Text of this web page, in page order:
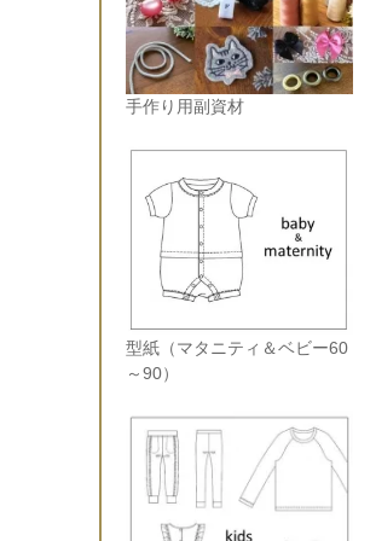
手作り用副資材
型紙（マタニティ＆ベビー60
～90）